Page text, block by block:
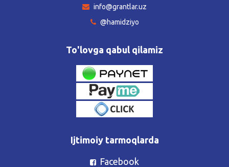
info@grantlar.uz
@hamidziyo
To'lovga qabul qilamiz
Ijtimoiy tarmoqlarda
Facebook